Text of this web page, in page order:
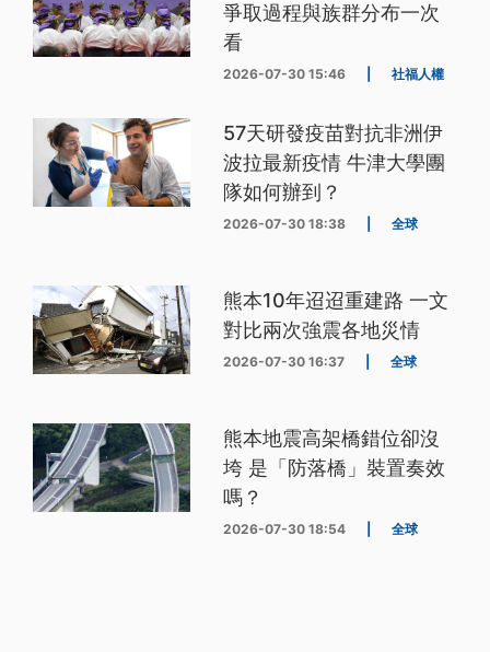
爭取過程與族群分布一次
看
2026-07-30 15:46 社福人權
57天研發疫苗對抗非洲伊
波拉最新疫情 牛津大學團
隊如何辦到？
2026-07-30 18:38 全球
熊本10年迢迢重建路 一文
對比兩次強震各地災情
2026-07-30 16:37 全球
熊本地震高架橋錯位卻沒
垮 是「防落橋」裝置奏效
嗎？
2026-07-30 18:54 全球